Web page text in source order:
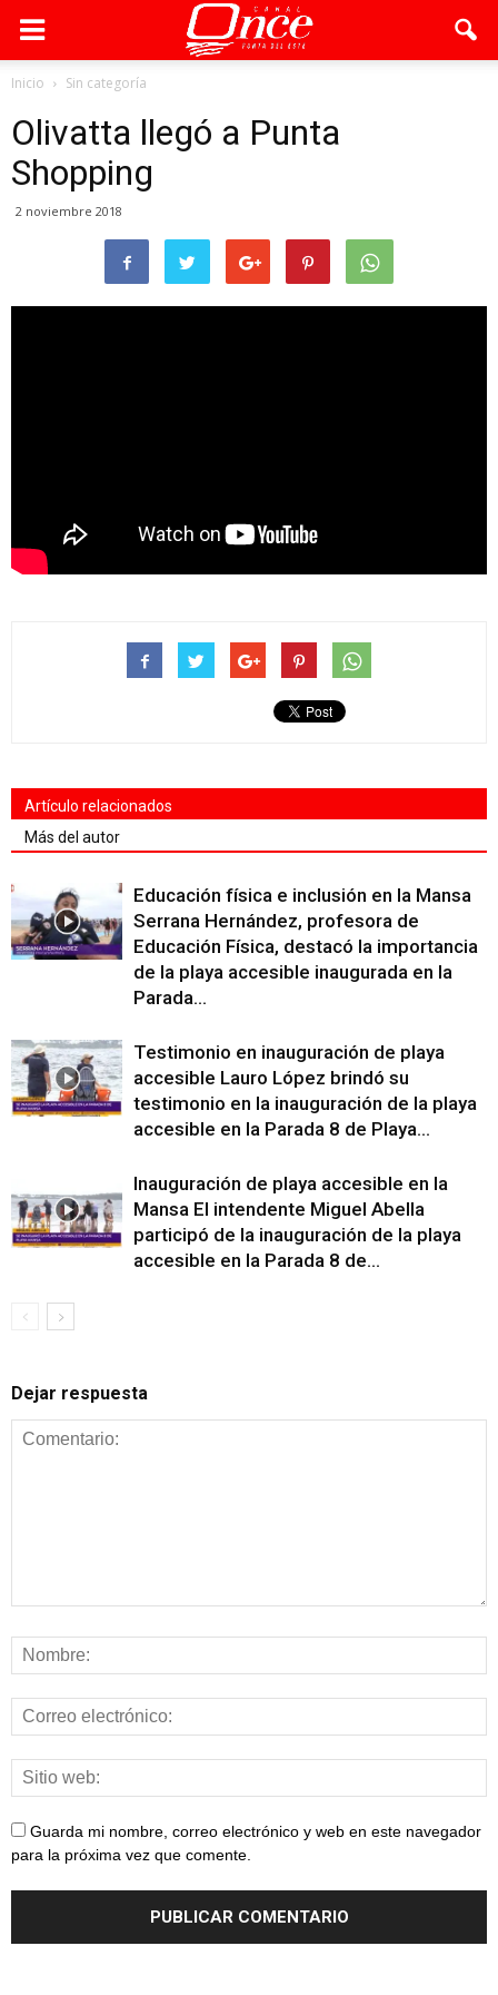
Inicio Sin categoría
Olivatta llegó a Punta
Shopping
2 noviembre 2018
Artículo relacionados
Más del autor
Educación física e inclusión en la Mansa
Serrana Hernández, profesora de
Educación Física, destacó la importancia
de la playa accesible inaugurada en la
Parada...
Testimonio en inauguración de playa
accesible Lauro López brindó su
testimonio en la inauguración de la playa
accesible en la Parada 8 de Playa...
Inauguración de playa accesible en la
Mansa El intendente Miguel Abella
participó de la inauguración de la playa
accesible en la Parada 8 de...
Dejar respuesta
Guarda mi nombre, correo electrónico y web en este navegador
para la próxima vez que comente.